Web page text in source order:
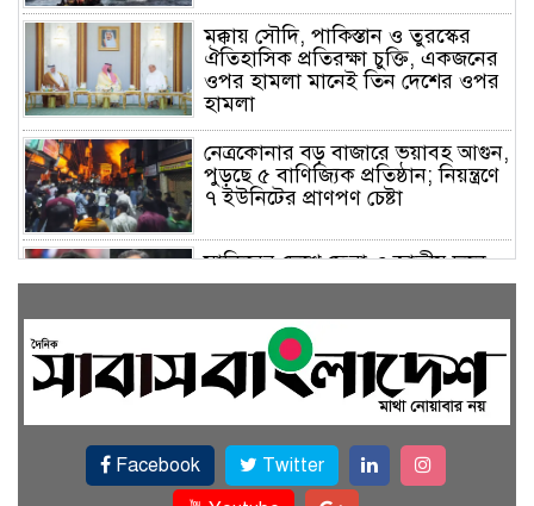
মক্কায় সৌদি, পাকিস্তান ও তুরস্কের
ঐতিহাসিক প্রতিরক্ষা চুক্তি, একজনের
ওপর হামলা মানেই তিন দেশের ওপর
হামলা
নেত্রকোনার বড় বাজারে ভয়াবহ আগুন,
পুড়ছে ৫ বাণিজ্যিক প্রতিষ্ঠান; নিয়ন্ত্রণে
৭ ইউনিটের প্রাণপণ চেষ্টা
সাকিবের দেশে ফেরা ও জাতীয় দলে
ফেরার সম্ভাবনা নেই, ইঙ্গিত ক্রীড়া
ফেসবুকে যুক্ত হলো বিকাশ, সহজ
হলো ডিজিটাল পেমেন্ট
বৃষ্টি উপেক্ষা করে ‘জুলাই গণঅভ্যুত্থান
Facebook
Twitter